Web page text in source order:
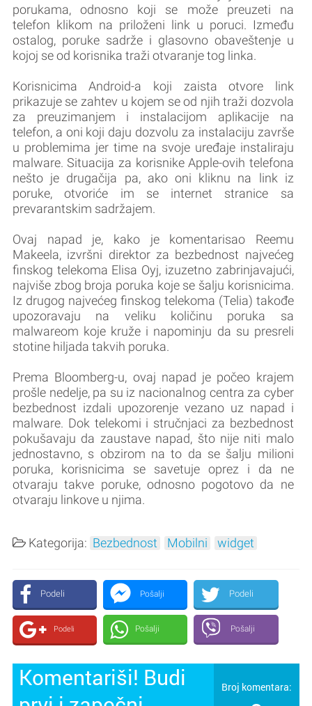
porukama, odnosno koji se može preuzeti na
telefon klikom na priloženi link u poruci. Između
ostalog, poruke sadrže i glasovno obaveštenje u
kojoj se od korisnika traži otvaranje tog linka.
Korisnicima Android-a koji zaista otvore link
prikazuje se zahtev u kojem se od njih traži dozvola
za preuzimanjem i instalacijom aplikacije na
telefon, a oni koji daju dozvolu za instalaciju završe
u problemima jer time na svoje uređaje instaliraju
malware. Situacija za korisnike Apple-ovih telefona
nešto je drugačija pa, ako oni kliknu na link iz
poruke, otvoriće im se internet stranice sa
prevarantskim sadržajem.
Ovaj napad je, kako je komentarisao Reemu
Makeela, izvršni direktor za bezbednost najvećeg
finskog telekoma Elisa Oyj, izuzetno zabrinjavajući,
najviše zbog broja poruka koje se šalju korisnicima.
Iz drugog najvećeg finskog telekoma (Telia) takođe
upozoravaju na veliku količinu poruka sa
malwareom koje kruže i napominju da su presreli
stotine hiljada takvih poruka.
Prema Bloomberg-u, ovaj napad je počeo krajem
prošle nedelje, pa su iz nacionalnog centra za cyber
bezbednost izdali upozorenje vezano uz napad i
malware. Dok telekomi i stručnjaci za bezbednost
pokušavaju da zaustave napad, što nije niti malo
jednostavno, s obzirom na to da se šalju milioni
poruka, korisnicima se savetuje oprez i da ne
otvaraju takve poruke, odnosno pogotovo da ne
otvaraju linkove u njima.
Kategorija: Bezbednost Mobilni widget
Podeli Pošalji Podeli
Podeli Pošalji Pošalji
Komentariši! Budi
Broj komentara: